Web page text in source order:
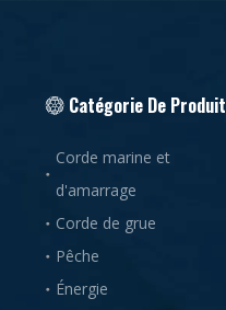
Catégorie De Produit
Corde marine et
d'amarrage
Corde de grue
Pêche
Énergie